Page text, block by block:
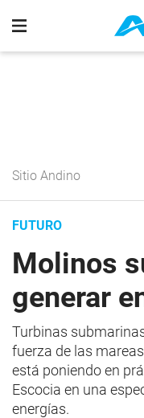
Sitio Andino
FUTURO
Molinos
generar
Turbinas
fuerza de las
está poniendo en
Escocia en una
energías.